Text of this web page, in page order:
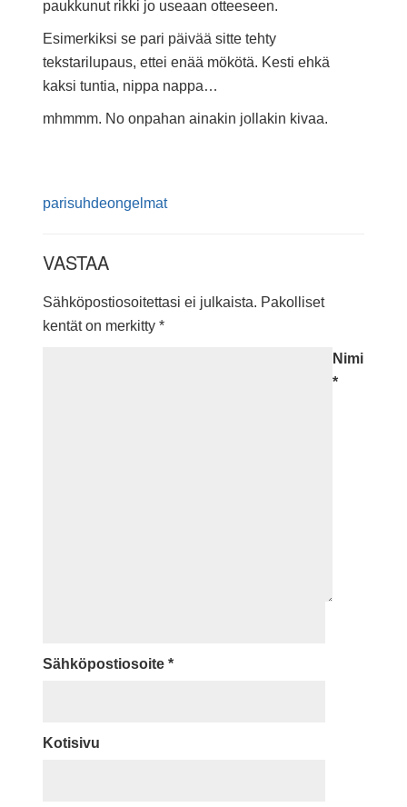
paukkunut rikki jo useaan otteeseen.
Esimerkiksi se pari päivää sitte tehty
tekstarilupaus, ettei enää mökötä. Kesti ehkä
kaksi tuntia, nippa nappa…
mhmmm. No onpahan ainakin jollakin kivaa.
parisuhdeongelmat
VASTAA
Sähköpostiosoitettasi ei julkaista. Pakolliset
kentät on merkitty *
Nimi
*
Sähköpostiosoite *
Kotisivu